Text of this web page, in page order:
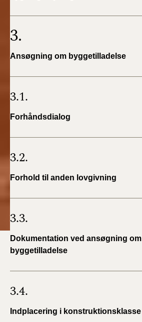
3.
Ansøgning om byggetilladelse
3.1.
Forhåndsdialog
3.2.
Forhold til anden lovgivning
3.3.
Dokumentation ved ansøgning om
byggetilladelse
3.4.
Indplacering i konstruktionsklasse